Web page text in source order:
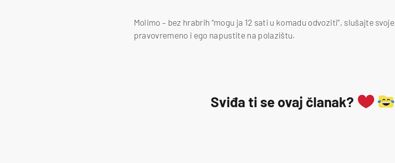
Molimo – bez hrabrih “mogu ja 12 sati u komadu odvoziti”, slušajte
pravovremeno i ego napustite na polazištu.
Sviđa ti se ovaj članak?